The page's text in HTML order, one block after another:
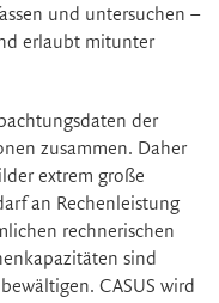
und untersuchen –
erlaubt mitunter
der
zusammen. Daher
extrem große
an Rechenleistung
rechnerischen
sind
CASUS wird